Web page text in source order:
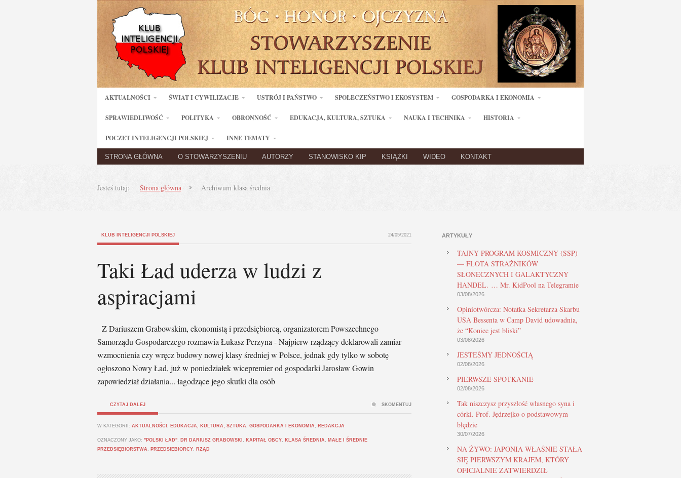
AKTUALNOŚCI ŚWIAT I CYWILIZACJE USTRÓJ I PAŃSTWO SPOŁECZEŃSTWO I EKOSYSTEM GOSPODARKA I EKONOMIA
SPRAWIEDLIWOŚĆ POLITYKA OBRONNOŚĆ EDUKACJA, KULTURA, SZTUKA NAUKA I TECHNIKA HISTORIA
POCZET INTELIGENCJI POLSKIEJ INNE TEMATY
STRONA GŁÓWNA O STOWARZYSZENIU AUTORZY STANOWISKO KIP KSIĄŻKI WIDEO KONTAKT
Jesteś tutaj: Strona główna Archiwum klasa średnia
KLUB INTELIGENCJI POLSKIEJ 24/05/2021
Taki Ład uderza w ludzi z
aspiracjami
Z Dariuszem Grabowskim, ekonomistą i przedsiębiorcą, organizatorem Powszechnego
Samorządu Gospodarczego rozmawia Łukasz Perzyna - Najpierw rządzący deklarowali zamiar
wzmocnienia czy wręcz budowy nowej klasy średniej w Polsce, jednak gdy tylko w sobotę
ogłoszono Nowy Ład, już w poniedziałek wicepremier od gospodarki Jarosław Gowin
zapowiedział działania... łagodzące jego skutki dla osób
CZYTAJ DALEJ
W KATEGORII: AKTUALNOŚCI , EDUKACJA, KULTURA, SZTUKA , GOSPODARKA I EKONOMIA , REDAKCJA
OZNACZONY JAKO: "POLSKI ŁAD", DR DARIUSZ GRABOWSKI , KAPITAŁ OBCY, KLASA ŚREDNIA , MAŁE I ŚREDNIE
PRZEDSIĘBIORSTWA , PRZEDSIEBIORCY, RZĄD
SKOMENTUJ
ARTYKUŁY
TAJNY PROGRAM KOSMICZNY (SSP)
— FLOTA STRAŻNIKÓW
SŁONECZNYCH I GALAKTYCZNY
HANDEL. … Mr. KidPool na Telegramie
03/08/2026
Opiniotwórcza: Notatka Sekretarza Skarbu
USA Bessenta w Camp David udowadnia,
że “Koniec jest bliski”
03/08/2026
JESTEŚMY JEDNOŚCIĄ
02/08/2026
PIERWSZE SPOTKANIE
02/08/2026
Tak niszczysz przyszłość własnego syna i
córki. Prof. Jędrzejko o podstawowym
błędzie
30/07/2026
NA ŻYWO: JAPONIA WŁAŚNIE STAŁA
SIĘ PIERWSZYM KRAJEM, KTÓRY
OFICJALNIE ZATWIERDZIŁ